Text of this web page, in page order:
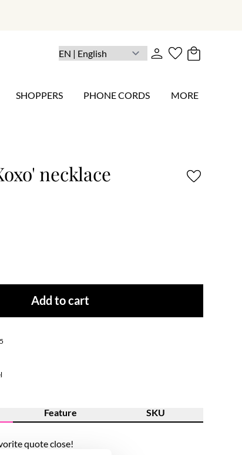
SHOPPERS PHONE CORDS MORE
necklace
Add to cart
Feature SKU
quote close!